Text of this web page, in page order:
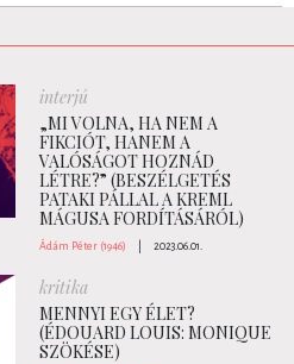
interjú
„MI VOLNA, HA NEM A
FIKCIÓT, HANEM A
VALÓSÁGOT HOZNÁD
LÉTRE?” (BESZÉLGETÉS
PATAKI PÁLLAL A KREML
MÁGUSA FORDÍTÁSÁRÓL)
Ádám Péter (1946) 2023.06.01.
kritika
MENNYI EGY ÉLET?
(ÉDOUARD LOUIS: MONIQUE
SZÖKÉSE)